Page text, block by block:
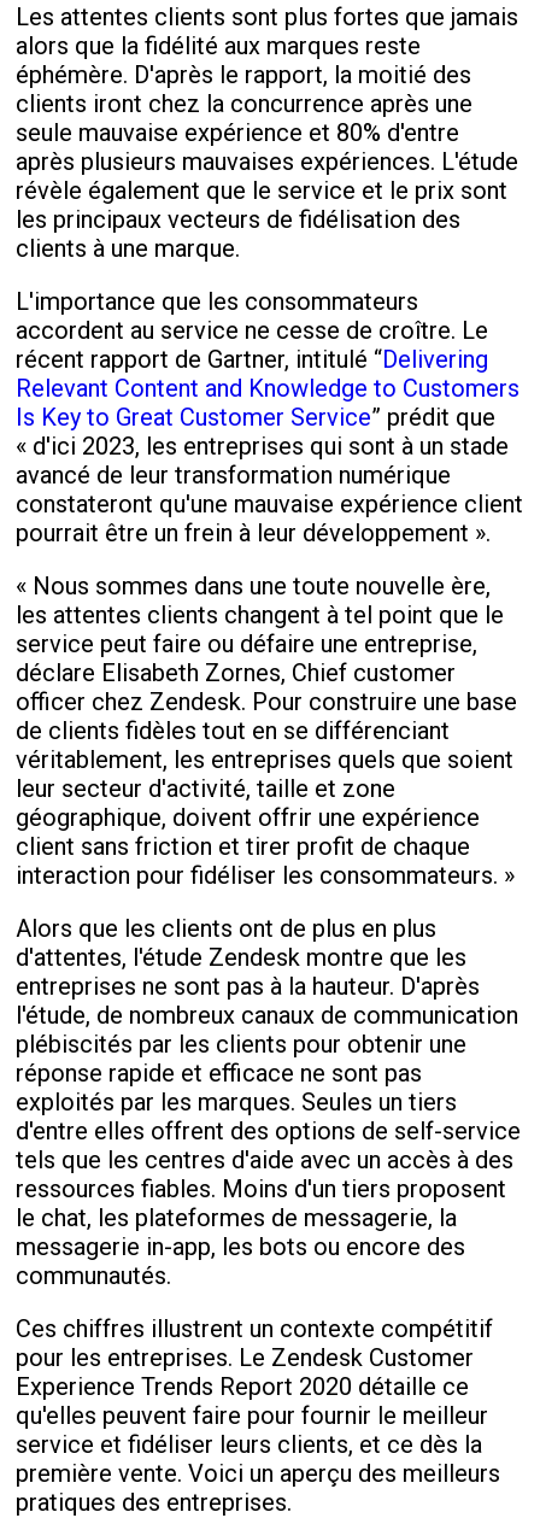
Les attentes clients sont plus fortes que jamais
alors que la fidélité aux marques reste
éphémère. D'après le rapport, la moitié des
clients iront chez la concurrence après une
seule mauvaise expérience et 80% d'entre
après plusieurs mauvaises expériences. L'étude
révèle également que le service et le prix sont
les principaux vecteurs de fidélisation des
clients à une marque.
L'importance que les consommateurs
accordent au service ne cesse de croître. Le
récent rapport de Gartner, intitulé “Delivering
Relevant Content and Knowledge to Customers
Is Key to Great Customer Service” prédit que
« d'ici 2023, les entreprises qui sont à un stade
avancé de leur transformation numérique
constateront qu'une mauvaise expérience client
pourrait être un frein à leur développement ».
« Nous sommes dans une toute nouvelle ère,
les attentes clients changent à tel point que le
service peut faire ou défaire une entreprise,
déclare Elisabeth Zornes, Chief customer
officer chez Zendesk. Pour construire une base
de clients fidèles tout en se différenciant
véritablement, les entreprises quels que soient
leur secteur d'activité, taille et zone
géographique, doivent offrir une expérience
client sans friction et tirer profit de chaque
interaction pour fidéliser les consommateurs. »
Alors que les clients ont de plus en plus
d'attentes, l'étude Zendesk montre que les
entreprises ne sont pas à la hauteur. D'après
l'étude, de nombreux canaux de communication
plébiscités par les clients pour obtenir une
réponse rapide et efficace ne sont pas
exploités par les marques. Seules un tiers
d'entre elles offrent des options de self-service
tels que les centres d'aide avec un accès à des
ressources fiables. Moins d'un tiers proposent
le chat, les plateformes de messagerie, la
messagerie in-app, les bots ou encore des
communautés.
Ces chiffres illustrent un contexte compétitif
pour les entreprises. Le Zendesk Customer
Experience Trends Report 2020 détaille ce
qu'elles peuvent faire pour fournir le meilleur
service et fidéliser leurs clients, et ce dès la
première vente. Voici un aperçu des meilleurs
pratiques des entreprises.